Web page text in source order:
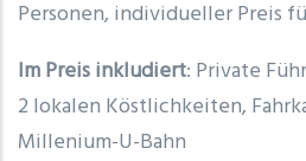
Personen, individueller Preis
Im Preis inkludiert: Private
2 lokalen Köstlichkeiten,
Millenium-U-Bahn